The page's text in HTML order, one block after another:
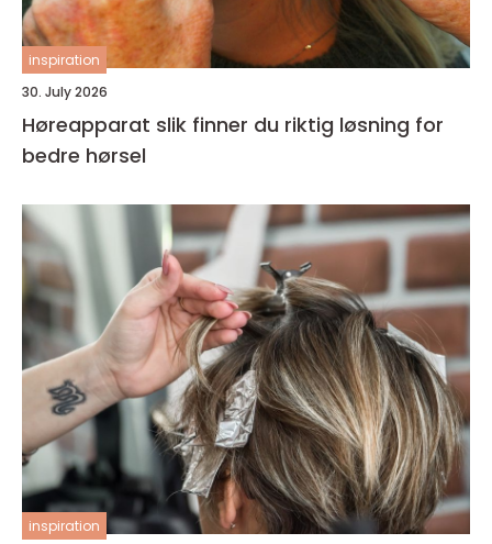
inspiration
30. July 2026
Høreapparat slik finner du riktig løsning for
bedre hørsel
inspiration